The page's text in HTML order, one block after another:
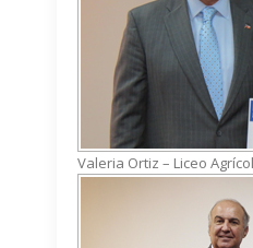
Valeria Ortiz – Liceo